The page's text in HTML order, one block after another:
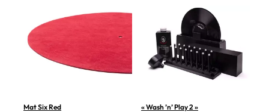
Mat Six Red « Wash ’n’ Play 2 »